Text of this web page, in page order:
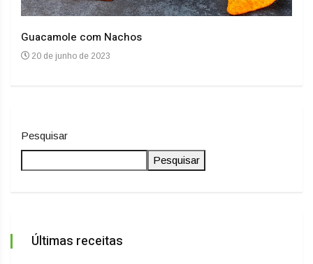
Guacamole com Nachos
20 de junho de 2023
Pesquisar
Pesquisar
Últimas receitas